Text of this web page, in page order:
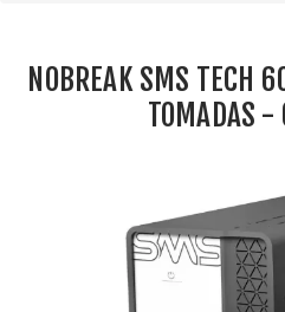
NOBREAK SMS TECH
TOMADAS